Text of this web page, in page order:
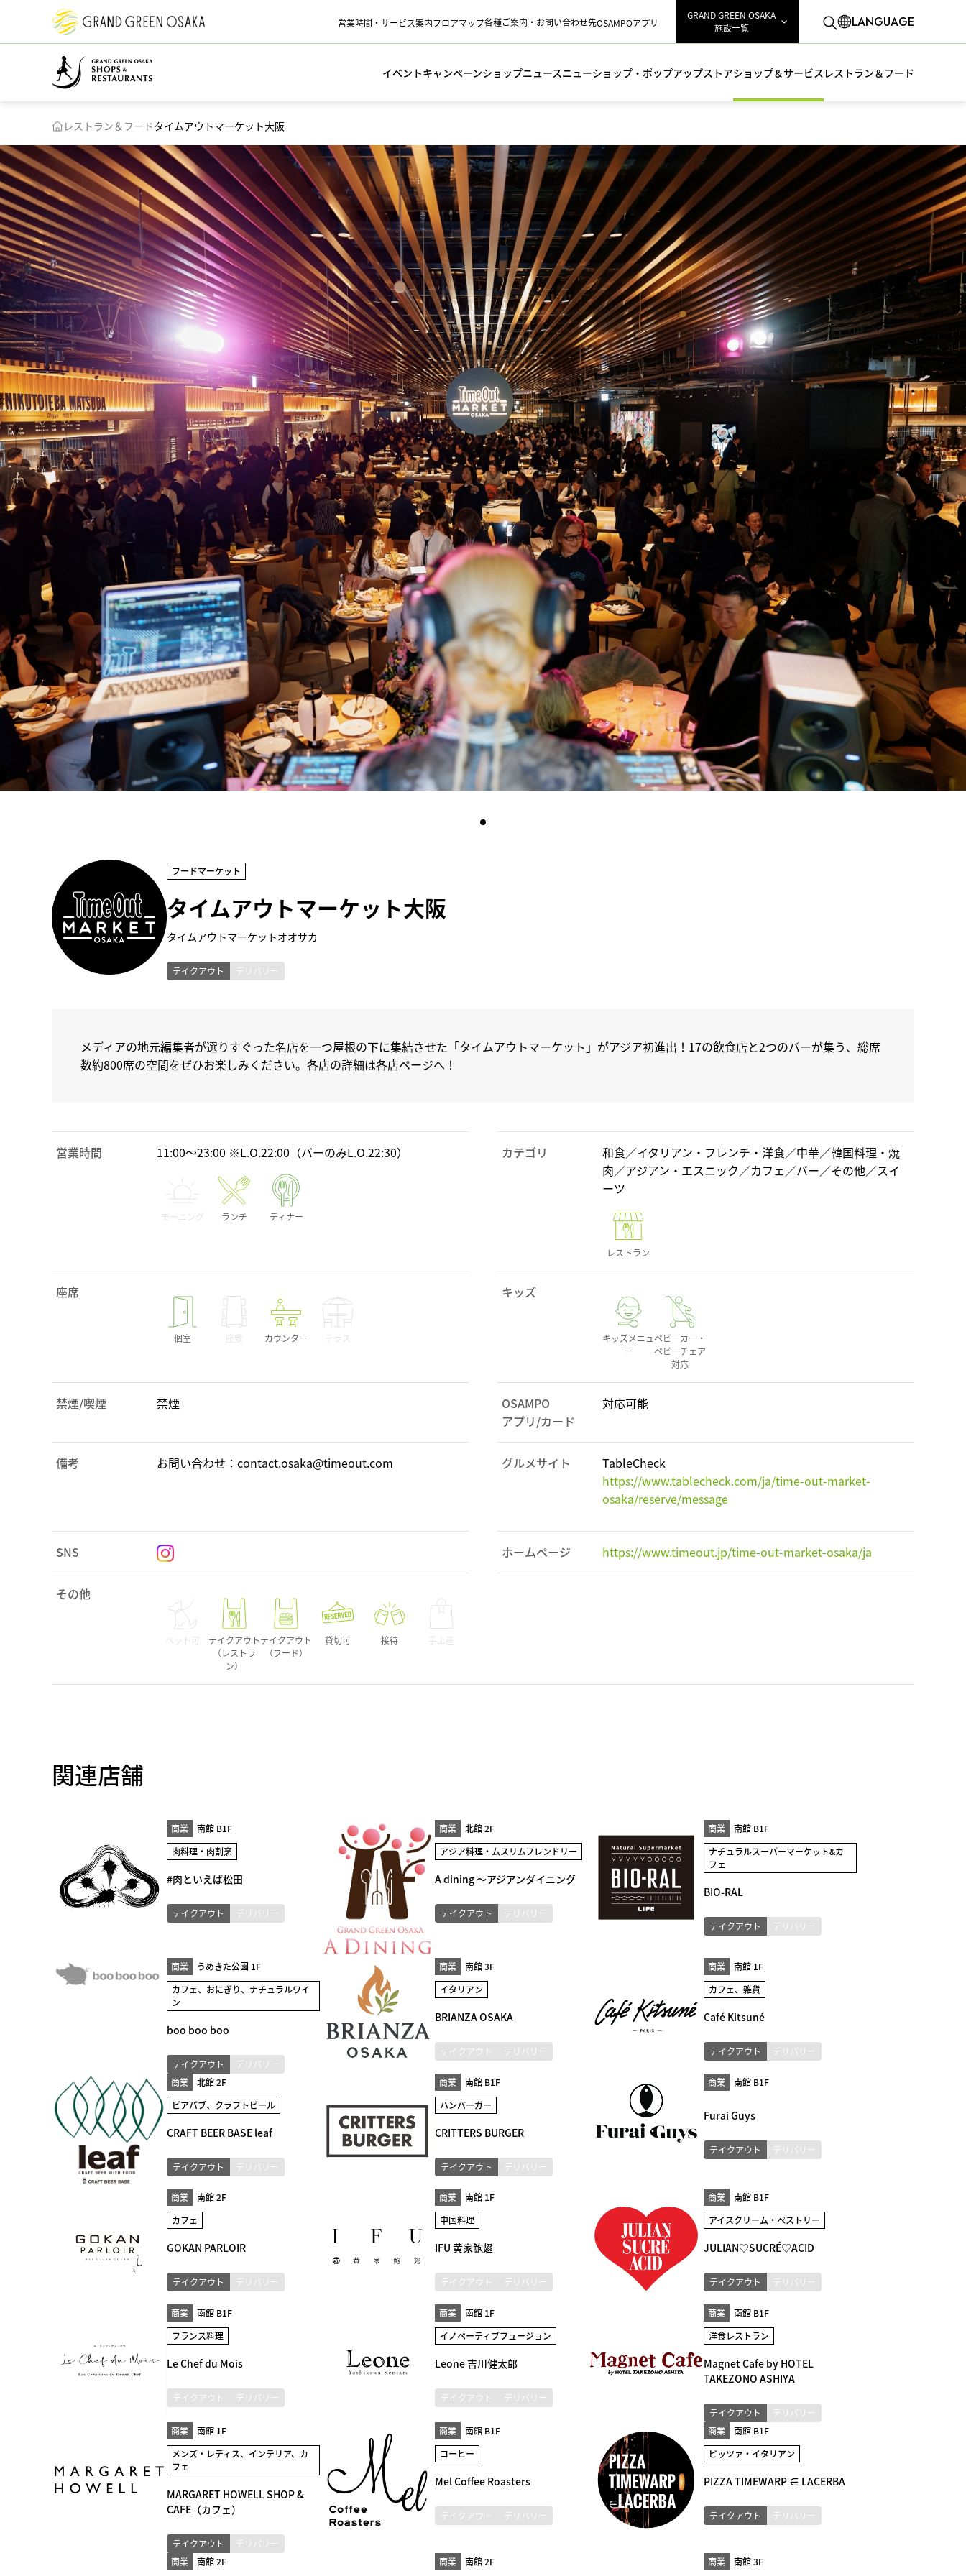
営業時間・サービス案内フロアマップ各種ご案内・お問い合わせ先OSAMPOアプリ
GRAND GREEN OSAKA
施設一覧
LANGUAGE
イベントキャンペーンショップニュースニューショップ・ポップアップストアショップ＆サービス レストラン＆フード
レストラン＆フードタイムアウトマーケット大阪
フードマーケット
タイムアウトマーケット大阪
タイムアウトマーケットオオサカ
テイクアウト デリバリー
メディアの地元編集者が選りすぐった名店を一つ屋根の下に集結させた「タイムアウトマーケット」がアジア初進出！17の飲食店と2つのバーが集う、総席
数約800席の空間をぜひお楽しみください。各店の詳細は各店ページへ！
営業時間 11:00～23:00 ※L.O.22:00（バーのみL.O.22:30）
モーニング ランチ ディナー
カテゴリ
和食／イタリアン・フレンチ・洋食／中華／韓国料理・焼
肉／アジアン・エスニック／カフェ／バー／その他／スイ
ーツ
レストラン
座席
個室 座敷 カウンター テラス
キッズ
キッズメニュ
ー
ベビーカー・
ベビーチェア
対応
禁煙/喫煙 禁煙
OSAMPO
アプリ/カード
対応可能
備考 お問い合わせ：contact.osaka@timeout.com グルメサイト
TableCheck
https://www.tablecheck.com/ja/time-out-market-
osaka/reserve/message
SNS ホームページ https://www.timeout.jp/time-out-market-osaka/ja
その他
ペット可
テイクアウト
（レストラ
ン）
テイクアウト
（フード）
貸切可 接待 手土産
関連店舗
商業
南館 B1F
肉料理・肉割烹
#肉といえば松田
テイクアウト デリバリー
商業
北館 2F
アジア料理・ムスリムフレンドリー
A dining ～アジアンダイニング
テイクアウト デリバリー
商業
南館 B1F
ナチュラルスーパーマーケット&カ
フェ
BIO-RAL
テイクアウト デリバリー
商業
うめきた公園 1F
カフェ、おにぎり、ナチュラルワイ
ン
boo boo boo
テイクアウト デリバリー
商業
南館 3F
イタリアン
BRIANZA OSAKA
テイクアウト デリバリー
商業
南館 1F
カフェ、雑貨
Café Kitsuné
テイクアウト デリバリー
商業
北館 2F
ビアパブ、クラフトビール
CRAFT BEER BASE leaf
テイクアウト デリバリー
商業
南館 B1F
ハンバーガー
CRITTERS BURGER
テイクアウト デリバリー
商業 南館 B1F
Furai Guys
テイクアウト デリバリー
商業
南館 2F
カフェ
GOKAN PARLOIR
テイクアウト デリバリー
商業
南館 1F
中国料理
IFU 黄家鮑翅
テイクアウト デリバリー
商業
南館 B1F
アイスクリーム・ペストリー
JULIAN♡SUCRÉ♡ACID
テイクアウト デリバリー
商業
南館 B1F
フランス料理
Le Chef du Mois
テイクアウト デリバリー
商業
南館 1F
イノベーティブフュージョン
Leone 吉川健太郎
テイクアウト デリバリー
商業
南館 B1F
洋食レストラン
Magnet Cafe by HOTEL
TAKEZONO ASHIYA
テイクアウト
デリバリー
商業
南館 1F
メンズ・レディス、インテリア、カ
フェ
MARGARET HOWELL SHOP &
CAFE（カフェ）
テイクアウト デリバリー
商業
南館 B1F
コーヒー
Mel Coffee Roasters
テイクアウト デリバリー
商業
南館 B1F
ピッツァ・イタリアン
PIZZA TIMEWARP ∈ LACERBA
テイクアウト デリバリー
商業 南館 2F 商業 南館 2F 商業 南館 3F